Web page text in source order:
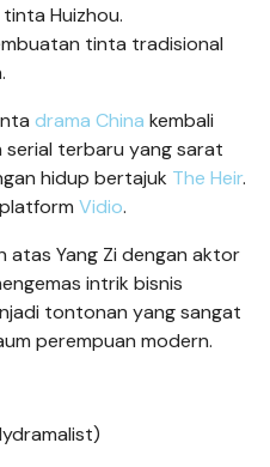
Huizhou.
tinta tradisional
drama China kembali
serial terbaru yang sarat
hidup bertajuk The Heir.
Vidio.
atas Yang Zi dengan aktor
intrik bisnis
tontonan yang sangat
perempuan modern.